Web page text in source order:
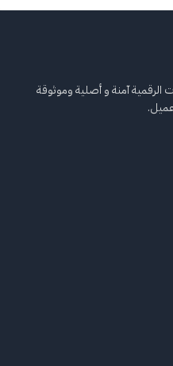
الرقمية آمنة و أصلية وموثوقة